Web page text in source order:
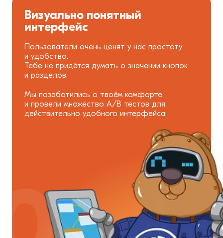
Визуально понятный
интерфейс
Пользователи очень ценят у нас простоту
и удобство.
Тебе не придётся думать о значении кнопок
и разделов.
Мы позаботились о твоём комфорте
и провели множество А/В тестов для
действительно удобного интерфейса.